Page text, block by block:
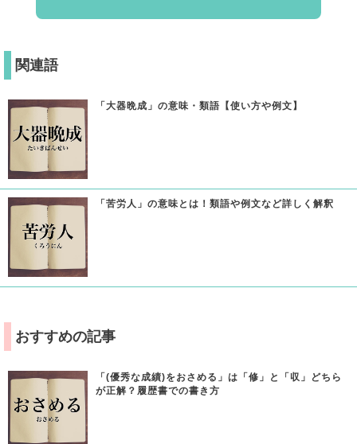
関連語
「大器晩成」の意味・類語【使い方や例文】
「苦労人」の意味とは！類語や例文など詳しく解釈
おすすめの記事
「(優秀な成績)をおさめる」は「修」と「収」どちら
が正解？履歴書での書き方